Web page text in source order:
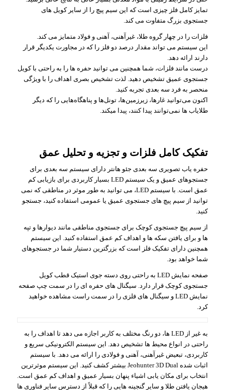
تمایز کامل فلز چیزی است که این سیم پیچ را از سایر کویل های
جستجوی بزرگ متفاوت می کند.
فلزات را در چهار گروه طلا، غیرآهنی، آهنی و فولاد متمایز می کند.
این سیستم می تواند مقدار درصد دو فلز را که در مجاورت یکدیگر قرار
دارند ارائه دهد.
درست مانند فلزات، شما همچنین می توانید حفره ها را به راحتی با کویل
جستجوی عمیق تشخیص دهید. لذت تشخیص بصری اهداف را با ویژگی
منحصر به فرد سه بعدی تجربه کنید.
اکنون می‌توانید غارها، زیرزمین‌ها، تونل‌ها و پناهگاه‌هایی را که دیگر
طلایاب ها نمی‌توانند پیدا کنند، پیدا میکند.
تفکیک کامل فلزات و تجزیه و تحلیل عمق
حفره یاب تصویری سه بعدی جئو هانتر دارای سیستم سه بعدی برای
جستجوهای عمیق و یک سیستم LED بسیار کاربردی برای بازیابی کم
عمق است. با سیستم LED، می توانید به طور موثر در مناطقی که نمی
توانید از سیم پیچ های جستجوی عمیق یا عمومی استفاده کنید، جستجو
کنید.
از سیم پیچ جستجوی کوچک برای جستجوی مناطقی مانند دیوارها و تپه
ها و برای یافتن سکه ها و اهداف کم عمق استفاده کنید. این سیستم
همچنین دارای تفکیک فلز است که بزرگترین دستیار شما در جستجوهای
شما خواهد بود.
صفحه نمایش LED به راحتی روی دسته جوی استیک قطب کویل
جستجوی کوچک قرار دارد. سیگنال های حفره ای را در سمت چپ صفحه
نمایش LED و سیگنال های فلزی را در سمت راست مشاهده خواهید
کرد.
به غیر از LED ها، دو رنگ مختلف به کاربر اجازه می دهد تا اهداف را به
راحتی در انواع محیط ها تشخیص دهد. این سیستم الکترونیکی سریع و
کاربردی، تبعیض غیرآهنی، آهنی و فولادی را ارائه می دهد. با سیستم
اثبات شده Jeohunter 3D Dual بیشتر کشف کنید. این سیستم موثرترین
انتخاب برای مکان یابی اشیاء پنهان بسیار عمیق و اهداف کم عمق است.
هیجان یافتن طلا و سایر گنجینه هایی را که قبلاً از دسترس سایر فناوری ها